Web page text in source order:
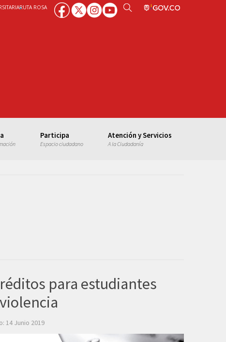
RUTA ROSA
Participa
Espacio ciudadano
Atención y Servicios
A la Ciudadanía
para estudiantes
14 Junio 2019